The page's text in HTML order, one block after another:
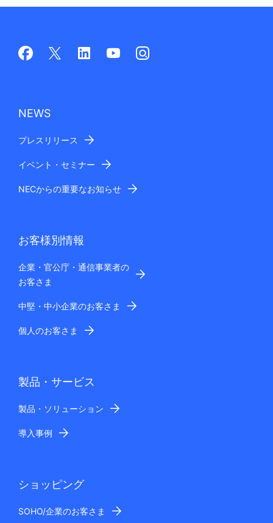
NEWS
プレスリリース
イベント・セミナー
NECからの重要なお知らせ
お客様別情報
企業・官公庁・通信事業者の
お客さま
中堅・中小企業のお客さま
個人のお客さま
製品・サービス
製品・ソリューション
導入事例
ショッピング
SOHO/企業のお客さま